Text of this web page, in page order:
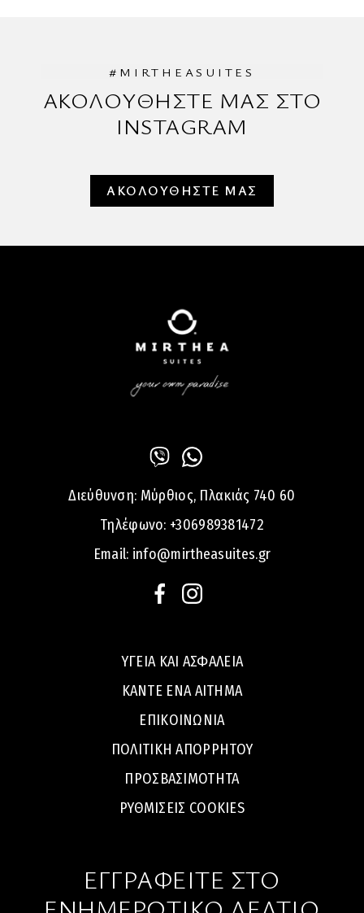
#MIRTHEASUITES
ΑΚΟΛΟΥΘΗΣΤΕ ΜΑΣ ΣΤΟ
INSTAGRAM
ΑΚΟΛΟΥΘΗΣΤΕ ΜΑΣ
Διεύθυνση: Μύρθιος, Πλακιάς 740 60
Τηλέφωνο: +306989381472
Email: info@mirtheasuites.gr
ΥΓΕΙΑ ΚΑΙ ΑΣΦΑΛΕΙΑ
ΚΑΝΤΕ ΕΝΑ ΑΙΤΗΜΑ
ΕΠΙΚΟΙΝΩΝΙΑ
ΠΟΛΙΤΙΚΗ ΑΠΟΡΡΗΤΟΥ
ΠΡΟΣΒΑΣΙΜΌΤΗΤΑ
ΡΥΘΜΙΣΕΙΣ COOKIES
ΕΓΓΡΑΦΕΙΤΕ ΣΤΟ